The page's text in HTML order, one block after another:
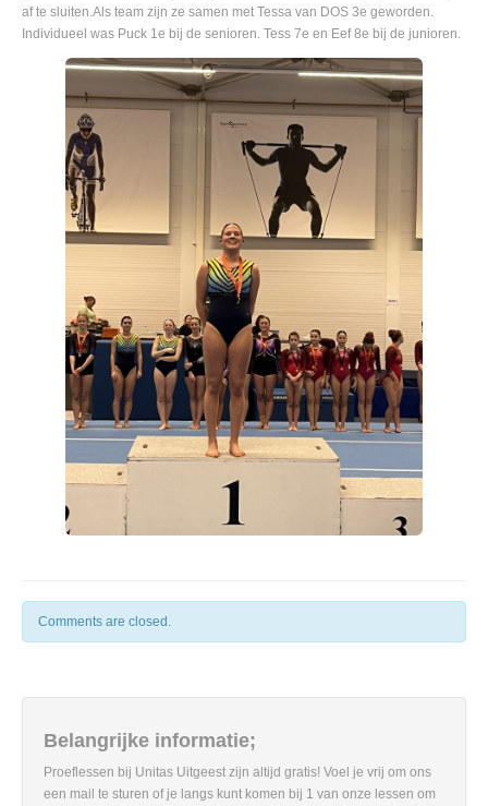
af te sluiten.Als team zijn ze samen met Tessa van DOS 3e geworden.
Individueel was Puck 1e bij de senioren. Tess 7e en Eef 8e bij de junioren.
Comments are closed.
Belangrijke informatie;
Proeflessen bij Unitas Uitgeest zijn altijd gratis! Voel je vrij om ons
een mail te sturen of je langs kunt komen bij 1 van onze lessen om